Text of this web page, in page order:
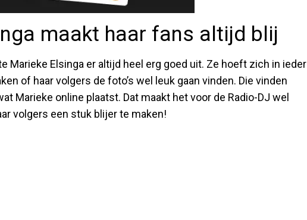
maakt haar fans altijd blij
Marieke Elsinga er altijd heel erg goed uit. Ze hoeft zich in ieder
of haar volgers de foto’s wel leuk gaan vinden. Die vinden
Marieke online plaatst. Dat maakt het voor de Radio-DJ wel
volgers een stuk blijer te maken!